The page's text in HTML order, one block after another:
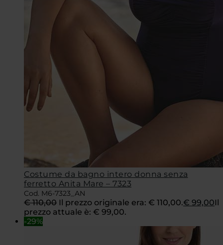
Costume da bagno intero donna senza
ferretto Anita Mare – 7323
Cod. M6-7323_AN
€110,00 Il prezzo originale era: € 110,00.€ 99,00Il
prezzo attuale è: € 99,00.
-29%